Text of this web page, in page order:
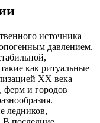
источника
давлением.
как ритуальные
XX века
ферм и городов
ледников,